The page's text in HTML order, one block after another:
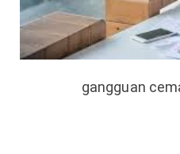
gangguan